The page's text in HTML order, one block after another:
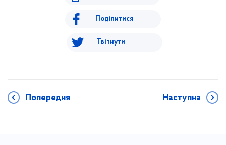
Поділитися
Твітнути
Попередня Наступна